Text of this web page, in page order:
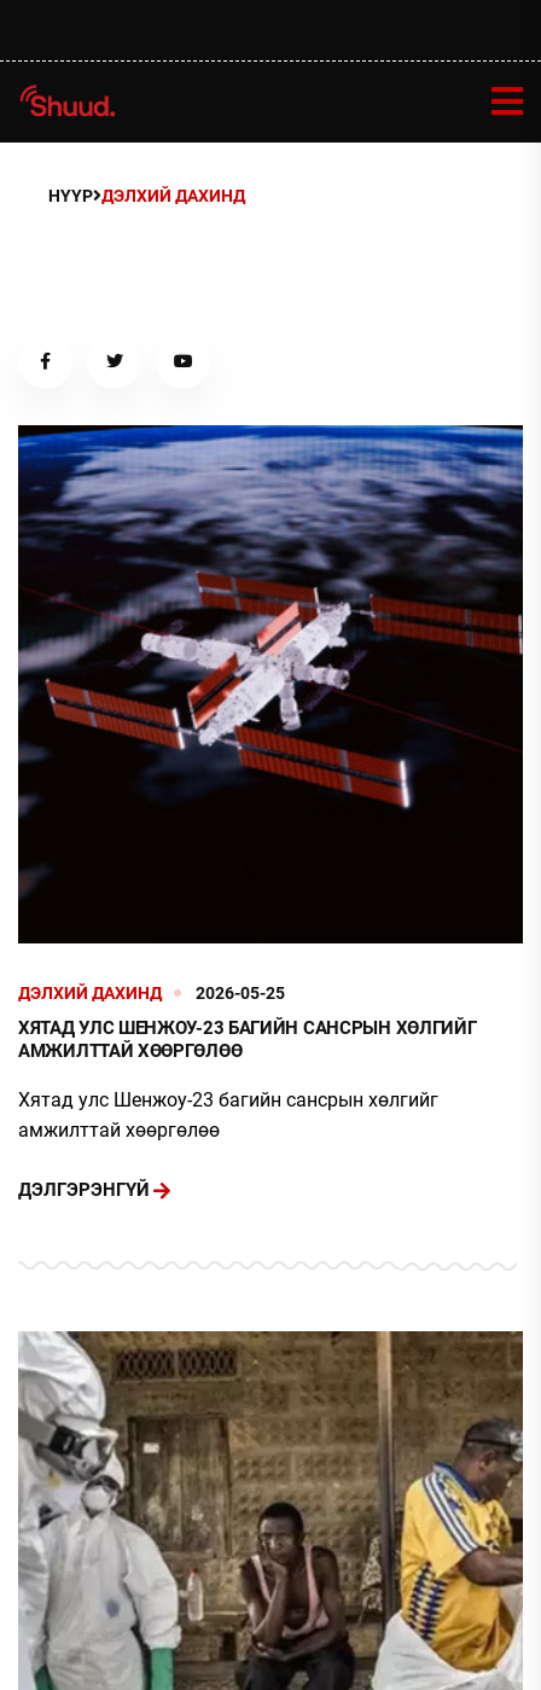
НҮҮР ДЭЛХИЙ ДАХИНД
ДЭЛХИЙ ДАХИНД 2026-05-25
ХЯТАД УЛС ШЕНЖОУ-23 БАГИЙН САНСРЫН ХӨЛГИЙГ
АМЖИЛТТАЙ ХӨӨРГӨЛӨӨ
Хятад улс Шенжоу-23 багийн сансрын хөлгийг
амжилттай хөөргөлөө
ДЭЛГЭРЭНГҮЙ